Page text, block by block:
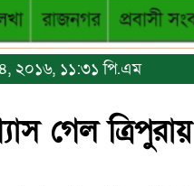
২০১৬, ১১:৩১ পি.এম
গেল ত্রিপুরায়